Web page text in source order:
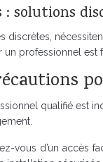
: solutions
discrètes,
un professionnel est
qualifié
vous d’un accès